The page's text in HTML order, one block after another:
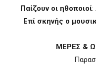
Παίζουν οι ηθοποιοί:
Επί σκηνής ο
ΜΕΡΕΣ &